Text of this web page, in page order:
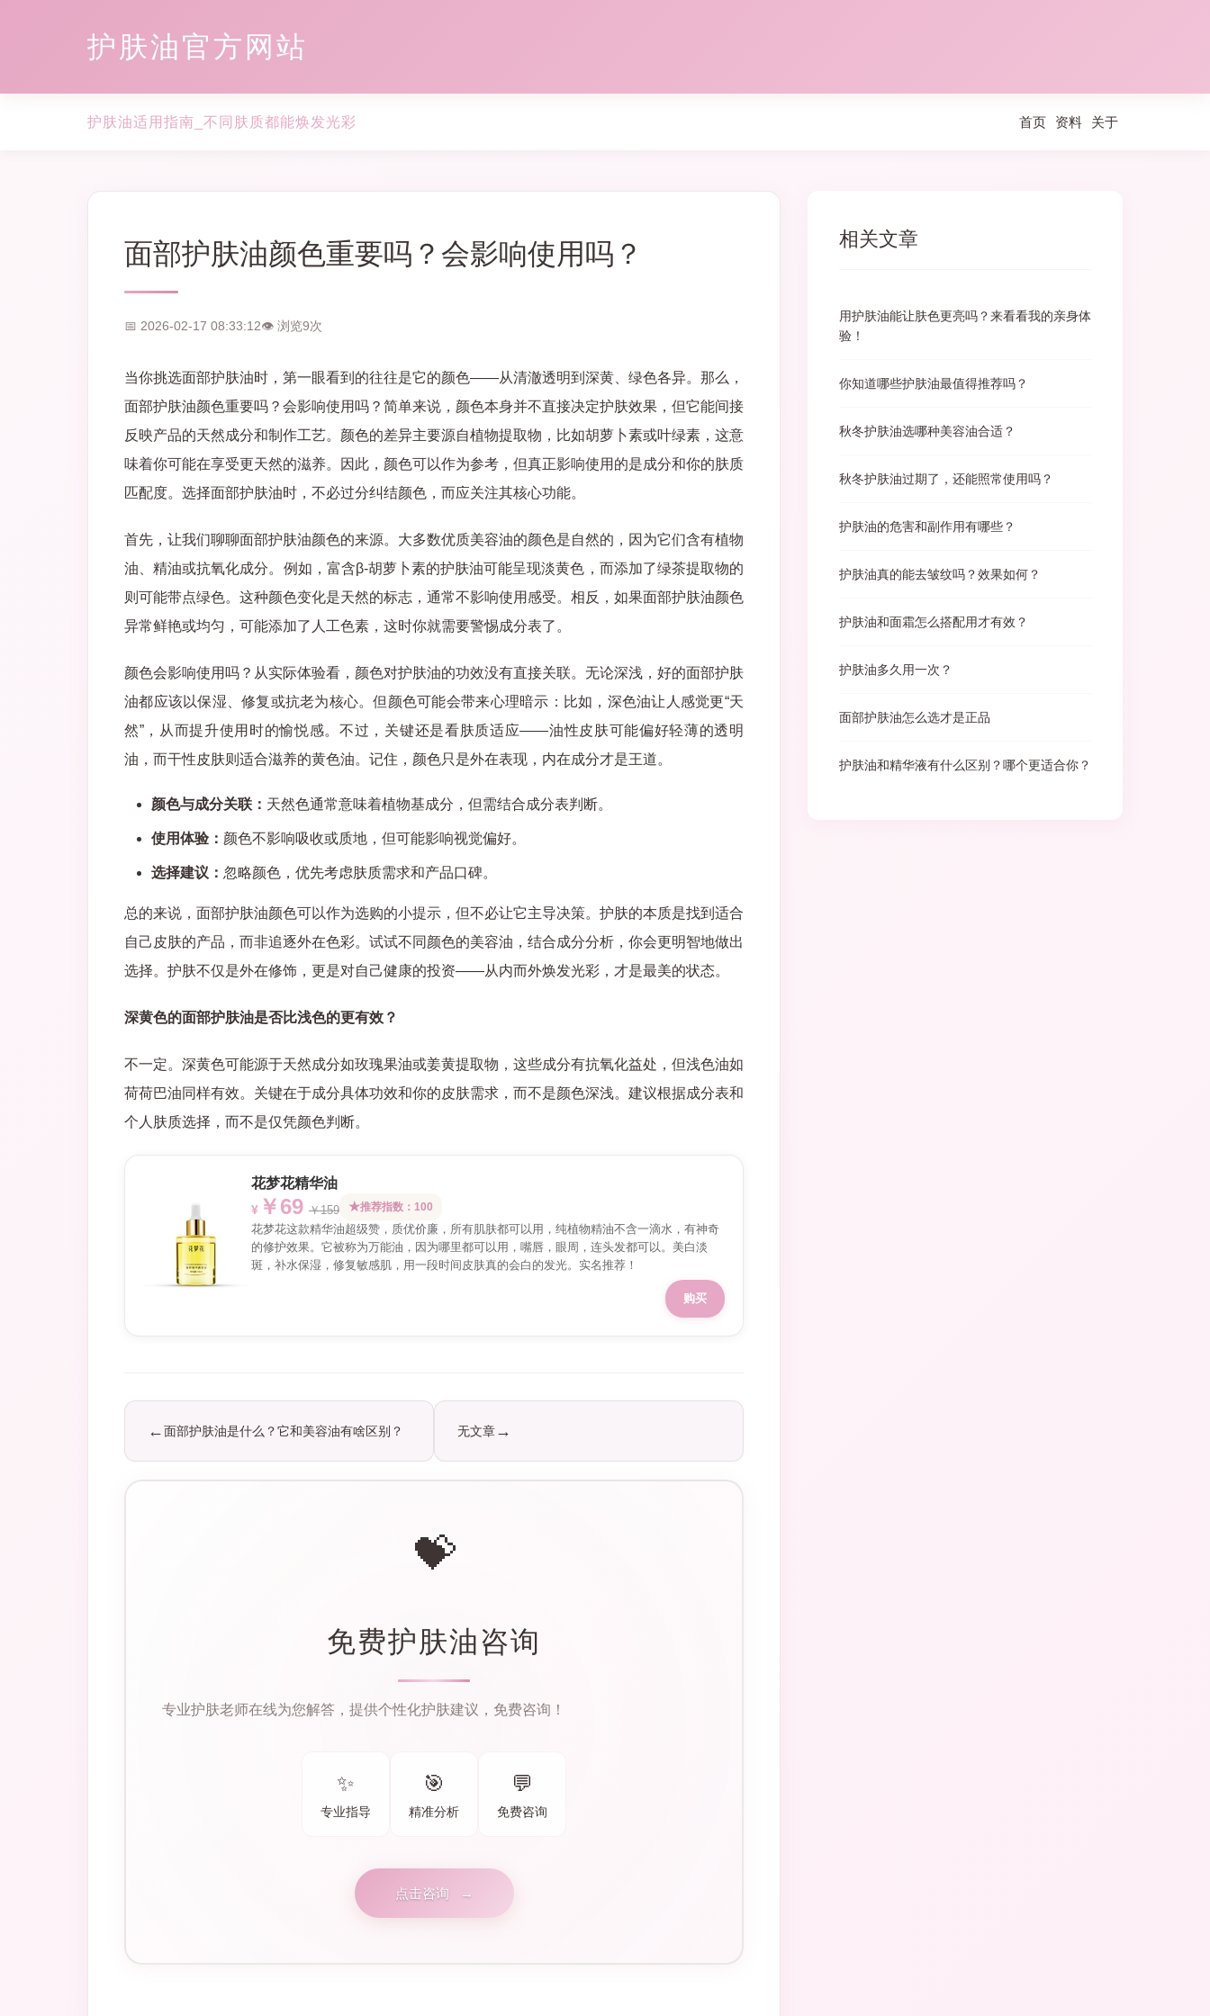
护肤油官方网站
护肤油适用指南_不同肤质都能焕发光彩 首页 资料 关于
面部护肤油颜色重要吗？会影响使用吗？
📅 2026-02-17 08:33:12👁 浏览9次
当你挑选面部护肤油时，第一眼看到的往往是它的颜色——从清澈透明到深黄、绿色各异。那么，
面部护肤油颜色重要吗？会影响使用吗？简单来说，颜色本身并不直接决定护肤效果，但它能间接
反映产品的天然成分和制作工艺。颜色的差异主要源自植物提取物，比如胡萝卜素或叶绿素，这意
味着你可能在享受更天然的滋养。因此，颜色可以作为参考，但真正影响使用的是成分和你的肤质
匹配度。选择面部护肤油时，不必过分纠结颜色，而应关注其核心功能。
首先，让我们聊聊面部护肤油颜色的来源。大多数优质美容油的颜色是自然的，因为它们含有植物
油、精油或抗氧化成分。例如，富含β-胡萝卜素的护肤油可能呈现淡黄色，而添加了绿茶提取物的
则可能带点绿色。这种颜色变化是天然的标志，通常不影响使用感受。相反，如果面部护肤油颜色
异常鲜艳或均匀，可能添加了人工色素，这时你就需要警惕成分表了。
颜色会影响使用吗？从实际体验看，颜色对护肤油的功效没有直接关联。无论深浅，好的面部护肤
油都应该以保湿、修复或抗老为核心。但颜色可能会带来心理暗示：比如，深色油让人感觉更“天
然”，从而提升使用时的愉悦感。不过，关键还是看肤质适应——油性皮肤可能偏好轻薄的透明
油，而干性皮肤则适合滋养的黄色油。记住，颜色只是外在表现，内在成分才是王道。
颜色与成分关联： 天然色通常意味着植物基成分，但需结合成分表判断。
使用体验： 颜色不影响吸收或质地，但可能影响视觉偏好。
选择建议： 忽略颜色，优先考虑肤质需求和产品口碑。
总的来说，面部护肤油颜色可以作为选购的小提示，但不必让它主导决策。护肤的本质是找到适合
自己皮肤的产品，而非追逐外在色彩。试试不同颜色的美容油，结合成分分析，你会更明智地做出
选择。护肤不仅是外在修饰，更是对自己健康的投资——从内而外焕发光彩，才是最美的状态。
深黄色的面部护肤油是否比浅色的更有效？
不一定。深黄色可能源于天然成分如玫瑰果油或姜黄提取物，这些成分有抗氧化益处，但浅色油如
荷荷巴油同样有效。关键在于成分具体功效和你的皮肤需求，而不是颜色深浅。建议根据成分表和
个人肤质选择，而不是仅凭颜色判断。
花梦花精华油
￥69 ￥159 推荐指数：100
花梦花这款精华油超级赞，质优价廉，所有肌肤都可以用，纯植物精油不含一滴水，有神奇
的修护效果。它被称为万能油，因为哪里都可以用，嘴唇，眼周，连头发都可以。美白淡
斑，补水保湿，修复敏感肌，用一段时间皮肤真的会白的发光。实名推荐！
购买
面部护肤油是什么？它和美容油有啥区别？ 无文章
💝
免费护肤油咨询
专业护肤老师在线为您解答，提供个性化护肤建议，免费咨询！
✨
专业指导
🎯
精准分析
💬
免费咨询
点击咨询 →
相关文章
用护肤油能让肤色更亮吗？来看看我的亲身体
验！
你知道哪些护肤油最值得推荐吗？
秋冬护肤油选哪种美容油合适？
秋冬护肤油过期了，还能照常使用吗？
护肤油的危害和副作用有哪些？
护肤油真的能去皱纹吗？效果如何？
护肤油和面霜怎么搭配用才有效？
护肤油多久用一次？
面部护肤油怎么选才是正品
护肤油和精华液有什么区别？哪个更适合你？